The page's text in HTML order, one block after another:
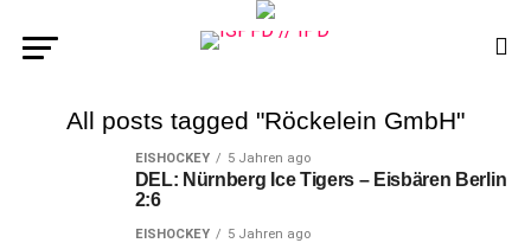
All posts tagged "Röckelein GmbH"
EISHOCKEY 5 Jahren ago
DEL: Nürnberg Ice Tigers – Eisbären Berlin
2:6
EISHOCKEY 5 Jahren ago